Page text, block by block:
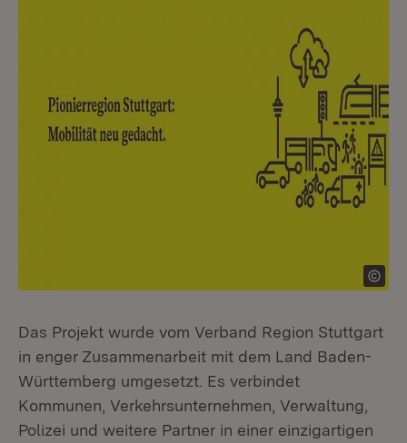
Das Projekt wurde vom Verband Region Stuttgart
in enger Zusammenarbeit mit dem Land Baden-
Württemberg umgesetzt. Es verbindet
Kommunen, Verkehrsunternehmen, Verwaltung,
Polizei und weitere Partner in einer einzigartigen